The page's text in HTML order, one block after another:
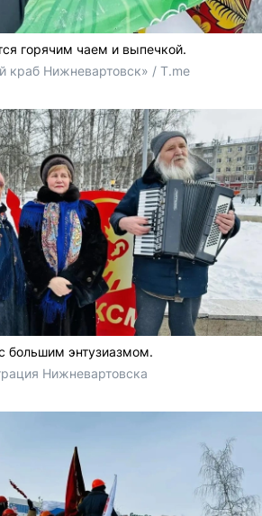
горячим чаем и выпечкой.
краб Нижневартовск» / T.me
большим энтузиазмом.
Нижневартовска